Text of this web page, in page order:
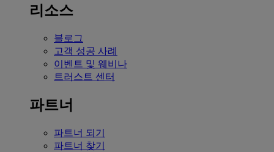
리소스
블로그
고객 성공 사례
이벤트 및 웨비나
트러스트 센터
파트너
파트너 되기
파트너 찾기